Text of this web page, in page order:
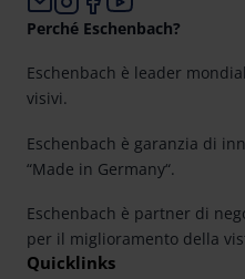
Perché Eschenbach?
Eschenbach è leader
visivi.
Eschenbach è garanzia di
“Made in Germany“.
Eschenbach è partner di
per il miglioramento della
Quicklinks